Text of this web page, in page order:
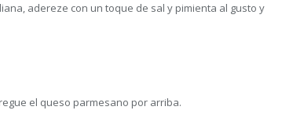
adereze con un toque de sal y pimienta al gusto y
el queso parmesano por arriba.